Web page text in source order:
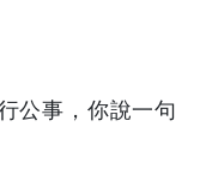
公事，你說一句